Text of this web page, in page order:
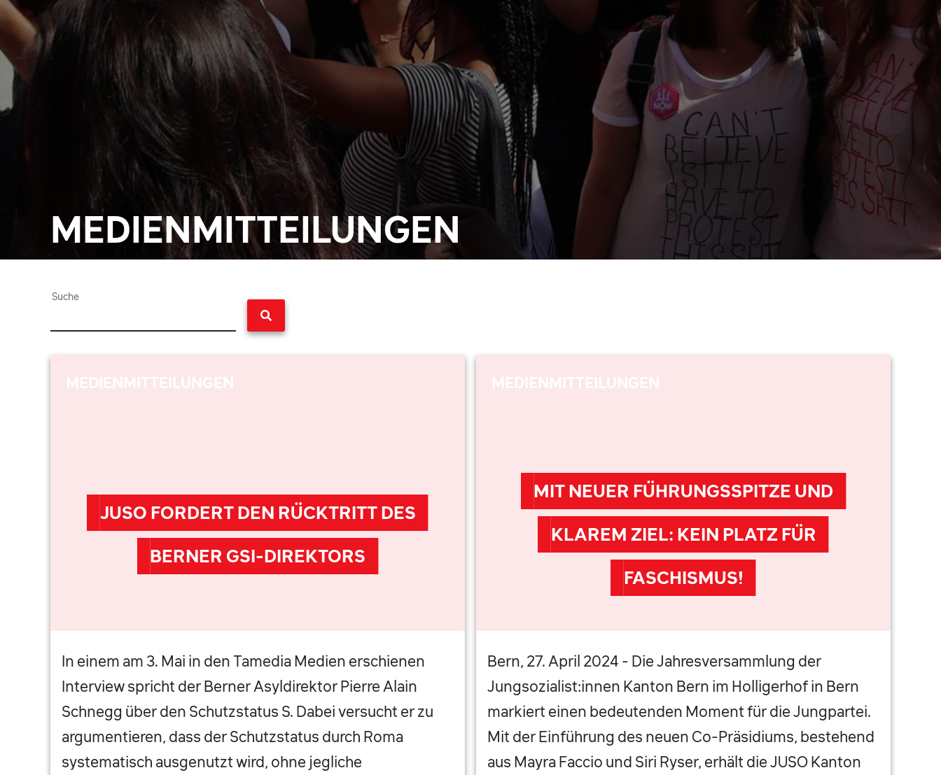
MEDIENMITTEILUNGEN
Suche
JUSO FORDERT DEN RÜCKTRITT DES
BERNER GSI-DIREKTORS
In einem am 3. Mai in den Tamedia Medien erschienen
Interview spricht der Berner Asyldirektor Pierre Alain
Schnegg über den Schutzstatus S. Dabei versucht er zu
argumentieren, dass der Schutzstatus durch Roma
systematisch ausgenutzt wird, ohne jegliche
MIT NEUER FÜHRUNGSSPITZE UND
KLAREM ZIEL: KEIN PLATZ FÜR
FASCHISMUS!
Bern, 27. April 2024 - Die Jahresversammlung der
Jungsozialist:innen Kanton Bern im Holligerhof in Bern
markiert einen bedeutenden Moment für die Jungpartei.
Mit der Einführung des neuen Co-Präsidiums, bestehend
aus Mayra Faccio und Siri Ryser, erhält die JUSO Kanton